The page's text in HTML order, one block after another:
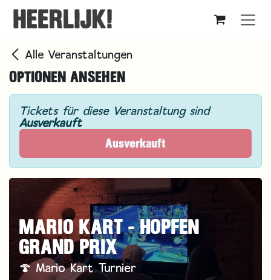
Zum Inhalt springen
Alle Veranstaltungen
OPTIONEN ANSEHEN
Tickets für diese Veranstaltung sind
Ausverkauft
Ausverkauft
MARIO KART - HOPFEN
GRAND PRIX
🍄 Mario Kart Turnier